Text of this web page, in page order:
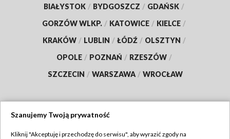
BIAŁYSTOK / BYDGOSZCZ / GDAŃSK /
GORZÓW WLKP. / KATOWICE / KIELCE /
KRAKÓW / LUBLIN / ŁÓDŹ / OLSZTYN /
OPOLE / POZNAŃ / RZESZÓW /
SZCZECIN / WARSZAWA / WROCŁAW
Szanujemy Twoją prywatność
Kliknij "Akceptuję i przechodzę do serwisu", aby wyrazić zgody na